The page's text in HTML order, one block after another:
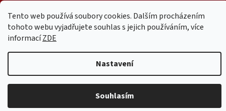
Tento web používá soubory cookies. Dalším procházením
tohoto webu vyjadřujete souhlas s jejich používáním, více
informacíZDE
Nastavení
Souhlasím
Vytvořil Shoptet
nastavení cookies
ověření věku Adulto